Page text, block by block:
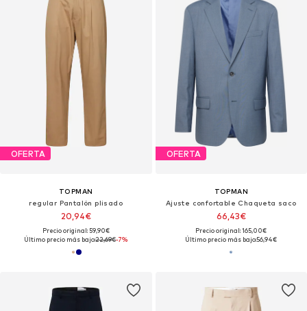
OFERTA
TOPMAN
regular Pantalón plisado
20,94€
Precio original: 59,90€
Último precio más bajo:22,69€-7%
OFERTA
TOPMAN
Ajuste confortable Chaqueta saco
66,43€
Precio original: 165,00€
Último precio más bajo:56,94€